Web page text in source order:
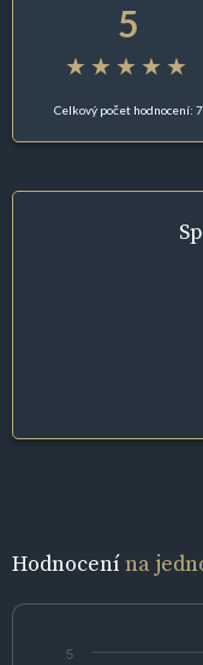
5
Celkový počet hodnocení: 7
Hodnocenína
5